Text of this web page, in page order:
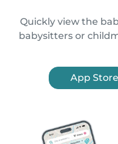
Quickly view the
babysitters or
App Store